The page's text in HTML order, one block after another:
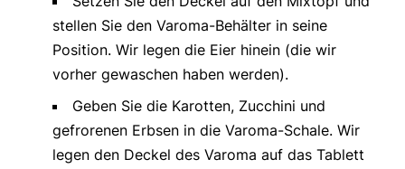
stellen Sie den Varoma-Behälter in seine
Position. Wir legen die Eier hinein (die wir
vorher gewaschen haben werden).
Geben Sie die Karotten, Zucchini und
gefrorenen Erbsen in die Varoma-Schale. Wir
legen den Deckel des Varoma auf das Tablett